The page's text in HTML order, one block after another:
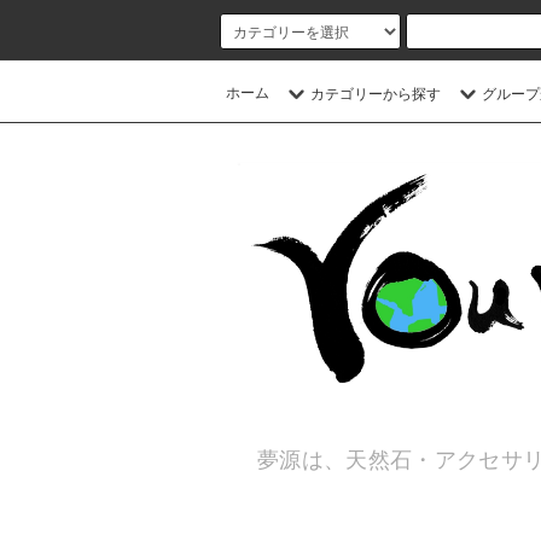
ホーム カテゴリーから探す グルー
夢源は、天然石・アクセサ